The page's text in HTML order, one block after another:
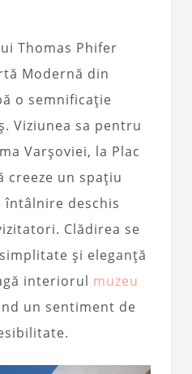
Thomas Phifer
Modernă din
o semnificație
Viziunea sa pentru
Varșoviei, la Plac
creeze un spațiu
întâlnire deschis
Clădirea se
și eleganță
interiorul muzeu
un sentiment de